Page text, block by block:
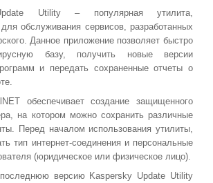
Utility – популярная утилита,
обслуживания сервисов, разработанных
Данное приложение позволяет быстро
базу, получить новые версии
и передать сохраненные отчеты о
обеспечивает создание защищенного
на котором можно сохранить различные
Перед началом использования утилиты,
тип интернет-соединения и персональные
(юридическое или физическое лицо).
версию Kaspersky Update Utility